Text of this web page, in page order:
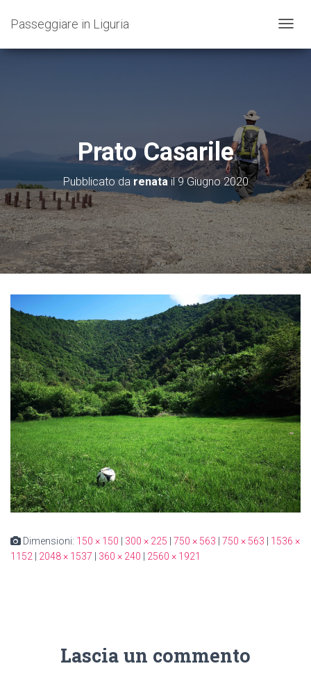
Passeggiare in Liguria
A
O
N
E
T
O
G
G
L
E
Prato Casarile
Pubblicato da renatail9 Giugno 2020
Dimensioni: 150 × 150 300 × 225 750 × 563 750 × 563
1536 ×
1152
2048 × 1537 360 × 240 2560 × 1921
Lascia un commento